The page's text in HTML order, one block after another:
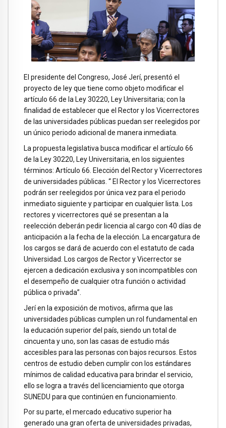
El presidente del Congreso, José Jerí, presentó el
proyecto de ley que tiene como objeto modificar el
artículo 66 de la Ley 30220, Ley Universitaria; con la
finalidad de establecer que el Rector y los Vicerrectores
de las universidades públicas puedan ser reelegidos por
un único periodo adicional de manera inmediata.
La propuesta legislativa busca modificar el artículo 66
de la Ley 30220, Ley Universitaria, en los siguientes
términos: Artículo 66. Elección del Rector y Vicerrectores
de universidades públicas. “ El Rector y los Vicerrectores
podrán ser reelegidos por única vez para el periodo
inmediato siguiente y participar en cualquier lista. Los
rectores y vicerrectores qué se presentan a la
reelección deberán pedir licencia al cargo con 40 días de
anticipación a la fecha de la elección. La encargatura de
los cargos se dará de acuerdo con el estatuto de cada
Universidad. Los cargos de Rector y Vicerrector se
ejercen a dedicación exclusiva y son incompatibles con
el desempeño de cualquier otra función o actividad
pública o privada”.
Jerí en la exposición de motivos, afirma que las
universidades públicas cumplen un rol fundamental en
la educación superior del país, siendo un total de
cincuenta y uno, son las casas de estudio más
accesibles para las personas con bajos recursos. Estos
centros de estudio deben cumplir con los estándares
mínimos de calidad educativa para brindar el servicio,
ello se logra a través del licenciamiento que otorga
SUNEDU para que continúen en funcionamiento.
Por su parte, el mercado educativo superior ha
generado una gran oferta de universidades privadas,